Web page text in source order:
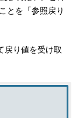
とを「参照戻り
戻り値を受け取